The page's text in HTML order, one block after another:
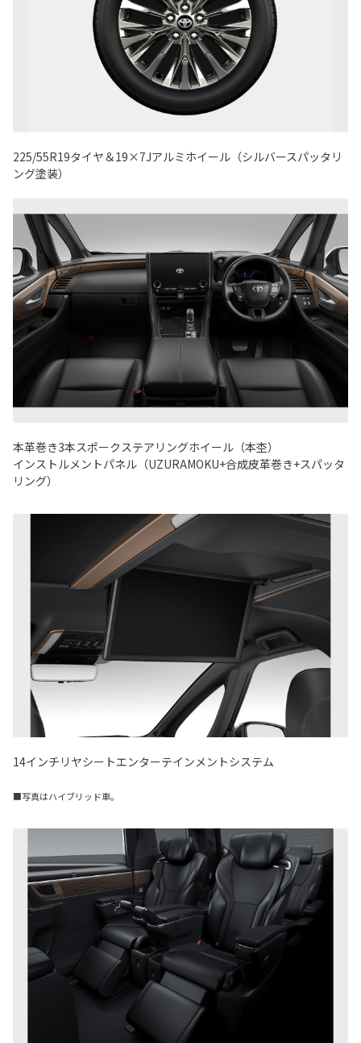
225/55R19タイヤ＆19×7Jアルミホイール（シルバースパッタリ
ング塗装）
本革巻き3本スポークステアリングホイール（本杢）
インストルメントパネル（UZURAMOKU+合成皮革巻き+スパッタ
リング）
14インチリヤシートエンターテインメントシステム
■写真はハイブリッド車。